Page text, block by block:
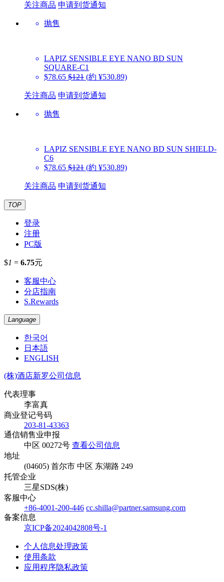
关注商品 申请到货通知
抛售
LAPIZ SENSIBLE EYE NANO BD SUN
SQUARE-C1
$78.65 $121 (約 ¥530.89)
关注商品 申请到货通知
抛售
LAPIZ SENSIBLE EYE NANO BD SUN SHIELD-
C6
$78.65 $121 (約 ¥530.89)
关注商品 申请到货通知
TOP
登录
注册
PC版
$1 = 6.75元
客服中心
分店指南
S.Rewards
Language
한국어
日本語
ENGLISH
(株)酒店新罗公司信息
代表理事
李富真
商业登记号码
203-81-43363
通信销售业申报
中区 00272号 查看公司信息
地址
(04605) 首尔市 中区 东湖路 249
托管企业
三星SDS(株)
客服中心
+86-4001-200-446 cc.shilla@partner.samsung.com
备案信息
京ICP备2024042808号-1
个人信息处理政策
使用条款
应用程序隐私政策